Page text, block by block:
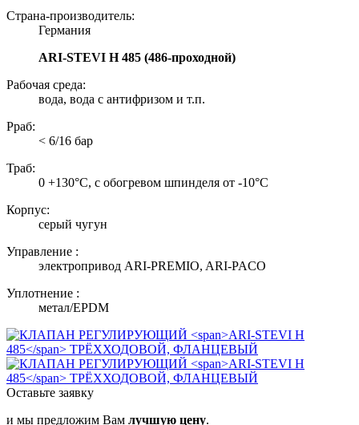
Страна-производитель:
Германия
ARI-STEVI H 485 (486-проходной)
Рабочая среда:
вода, вода с антифризом и т.п.
Рраб:
< 6/16 бар
Траб:
0 +130°С, с обогревом шпинделя от -10°С
Корпус:
серый чугун
Управление :
электропривод ARI-PREMIO, ARI-PACO
Уплотнение :
метал/EPDM
Оставьте заявку
и мы предложим Вам лучшую цену.